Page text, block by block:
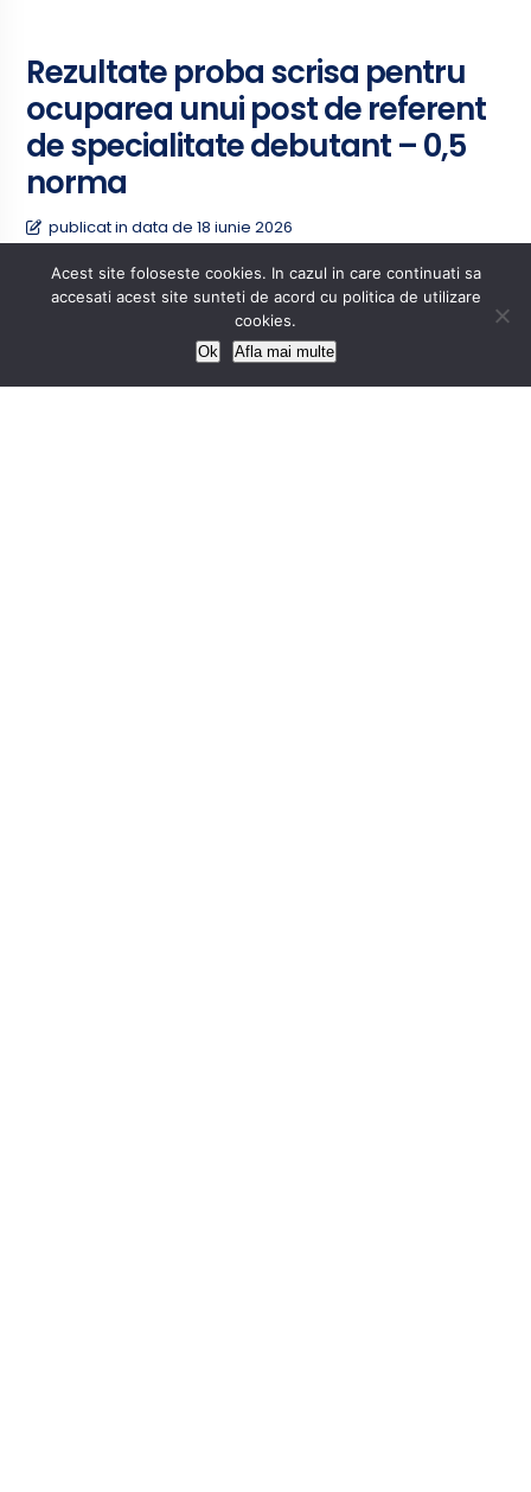
Rezultate proba scrisa pentru
ocuparea unui post de referent
de specialitate debutant – 0,5
norma
publicat in data de 18 iunie 2026
Rezultatele la proba scrisa aferente concursului
pentru ocuparea unui post de referent de
specialitate debutant – 0,5 norma pot fi consultate
in fisierul atasat mai jos. FISIERE ATASATE:
CITEȘTE MAI DEPARTE
Acest site foloseste cookies. In cazul in care continuati sa
accesati acest site sunteti de acord cu politica de utilizare
cookies.
Ok Afla mai multe